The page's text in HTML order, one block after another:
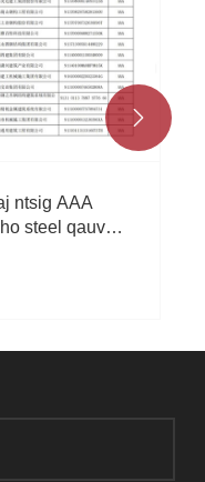
ntsig AAA
steel qauv
